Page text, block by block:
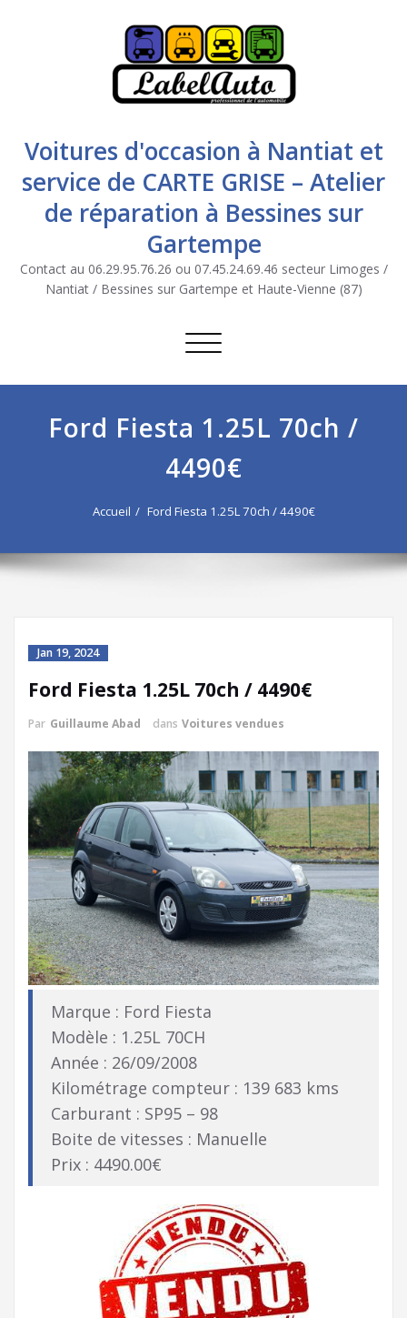
Voitures d'occasion à Nantiat et
service de CARTE GRISE – Atelier
de réparation à Bessines sur
Gartempe
Contact au 06.29.95.76.26 ou 07.45.24.69.46 secteur Limoges /
Nantiat / Bessines sur Gartempe et Haute-Vienne (87)
Afficher/masquer la navigation
Ford Fiesta 1.25L 70ch /
4490€
Accueil Ford Fiesta 1.25L 70ch / 4490€
Jan 19, 2024
Ford Fiesta 1.25L 70ch / 4490€
Par Guillaume Abad dans Voitures vendues
Marque : Ford Fiesta
Modèle : 1.25L 70CH
Année : 26/09/2008
Kilométrage compteur : 139 683 kms
Carburant : SP95 – 98
Boite de vitesses : Manuelle
Prix : 4490.00€